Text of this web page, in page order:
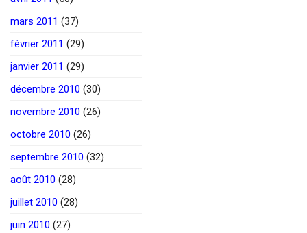
mars 2011 (37)
février 2011 (29)
janvier 2011 (29)
décembre 2010 (30)
novembre 2010 (26)
octobre 2010 (26)
septembre 2010 (32)
août 2010 (28)
juillet 2010 (28)
juin 2010 (27)